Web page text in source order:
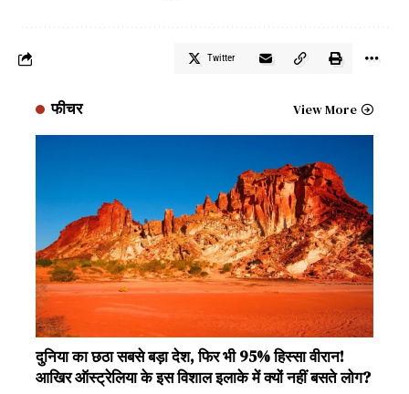
Twitter
फीचर View More
दुनिया का छठा सबसे बड़ा देश, फिर भी 95% हिस्सा वीरान!
आखिर ऑस्ट्रेलिया के इस विशाल इलाके में क्यों नहीं बसते लोग?